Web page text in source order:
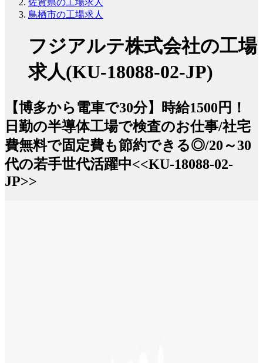
鳥栖市の工場求人
フジアルテ株式会社の工場
求人(KU-18088-02-JP)
【博多から電車で30分】時給1500円！
日勤の半導体工場で検査のお仕事/社宅
費無料で固定費も節約できる◎/20～30
代の若手世代活躍中<<KU-18088-02-
JP>>